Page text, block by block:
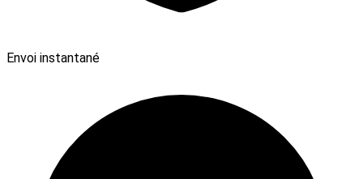
Envoi instantané